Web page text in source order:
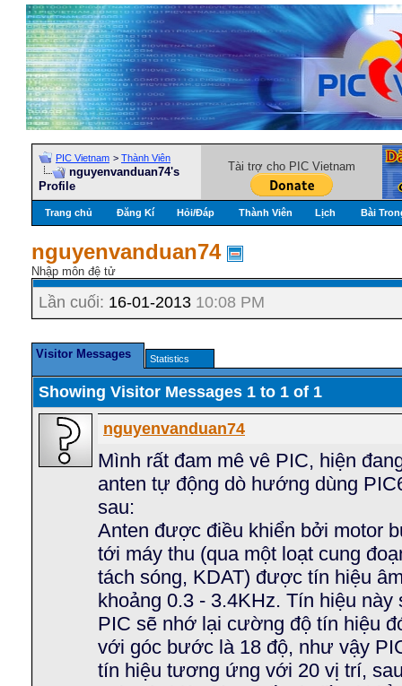
PIC Vietnam > Thành Viên
nguyenvanduan74's
Profile
Tài trợ cho PIC Vietnam
Trang chủ Đăng Kí Hỏi/Ðáp Thành Viên Lịch Bài
nguyenvanduan74
Nhập môn đệ tử
Lần cuối: 16-01-2013 10:08 PM
Visitor Messages Statistics
Showing Visitor Messages 1 to 1 of 1
nguyenvanduan74
Mình rất đam mê vê PIC, hiện
anten tự động dò hướng dùng
sau:
Anten được điều khiển bởi motor
tới máy thu (qua một loạt cung
tách sóng, KDAT) được tín hiệu
khoảng 0.3 - 3.4KHz. Tín hiệu
PIC sẽ nhớ lại cường độ tín hiệu
với góc bước là 18 độ, như vậy
tín hiệu tương ứng với 20 vị trí,